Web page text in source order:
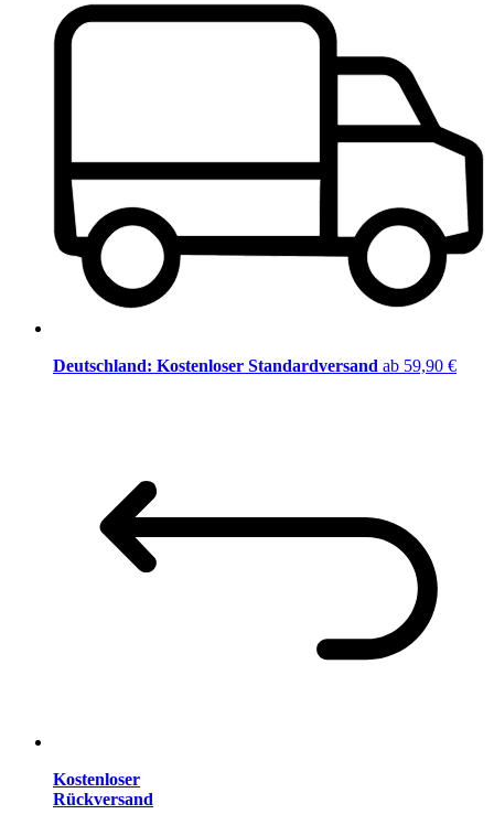
Deutschland: Kostenloser Standardversand ab 59,90 €
Kostenloser
Rückversand